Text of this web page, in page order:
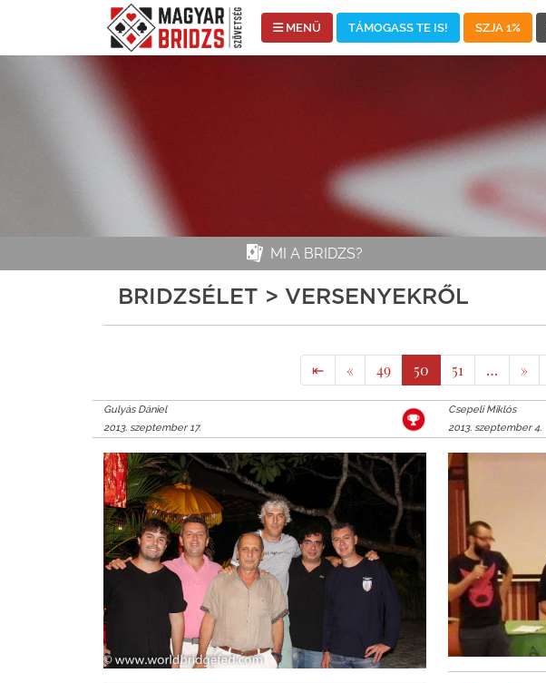
MENÜ TÁMOGASS TE IS! SZJA 1%
MI A BRIDZS?
BRIDZSÉLET > VERSENYEKRŐL
⇤ « 49 50 51 … »
Gulyás Dániel
2013. szeptember 17.
Csepeli Miklós
2013. szeptember 4.